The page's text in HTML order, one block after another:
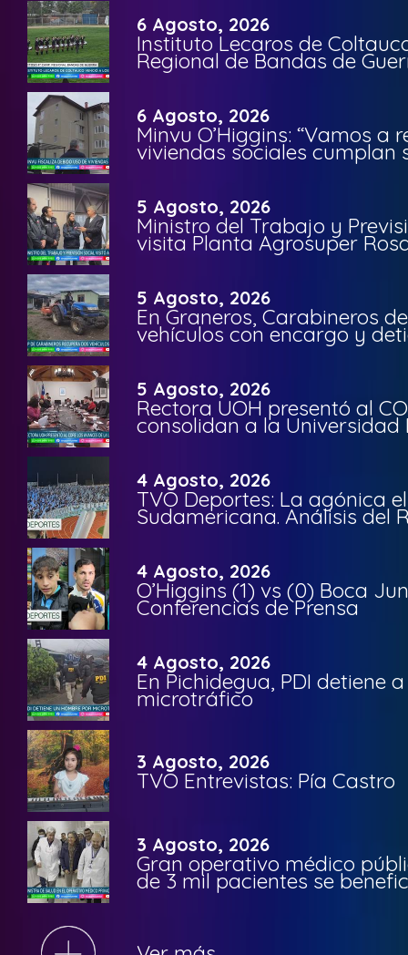
6 Agosto, 2026
Instituto Lecaros de
Regional de Bandas de
6 Agosto, 2026
Minvu O’Higgins: “Vamos a
viviendas sociales cumplan
5 Agosto, 2026
Ministro del Trabajo y
visita Planta Agrosuper
5 Agosto, 2026
En Graneros, Carabineros
vehículos con encargo y
5 Agosto, 2026
Rectora UOH presentó al
consolidan a la Universidad
4 Agosto, 2026
TVO Deportes: La agónica
Sudamericana. Análisis del
4 Agosto, 2026
O’Higgins (1) vs (0) Boca
Conferencias de Prensa
4 Agosto, 2026
En Pichidegua, PDI detiene
microtráfico
3 Agosto, 2026
TVO Entrevistas: Pía Castro
3 Agosto, 2026
Gran operativo médico
de 3 mil pacientes se